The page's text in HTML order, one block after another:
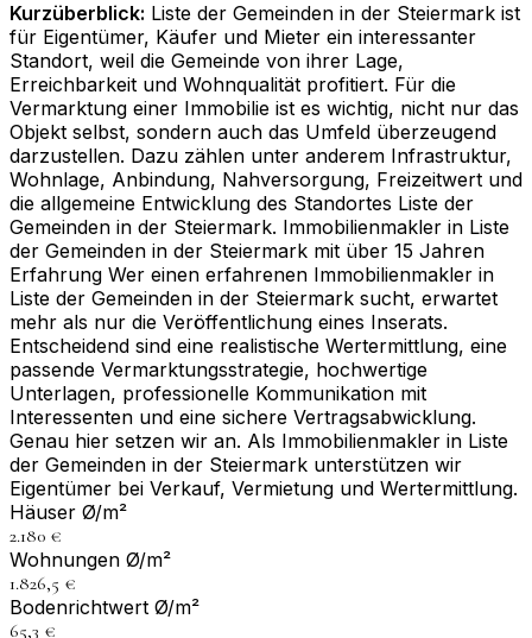
Kurzüberblick: Liste der Gemeinden in der Steiermark ist
für Eigentümer, Käufer und Mieter ein interessanter
Standort, weil die Gemeinde von ihrer Lage,
Erreichbarkeit und Wohnqualität profitiert. Für die
Vermarktung einer Immobilie ist es wichtig, nicht nur das
Objekt selbst, sondern auch das Umfeld überzeugend
darzustellen. Dazu zählen unter anderem Infrastruktur,
Wohnlage, Anbindung, Nahversorgung, Freizeitwert und
die allgemeine Entwicklung des Standortes Liste der
Gemeinden in der Steiermark. Immobilienmakler in Liste
der Gemeinden in der Steiermark mit über 15 Jahren
Erfahrung Wer einen erfahrenen Immobilienmakler in
Liste der Gemeinden in der Steiermark sucht, erwartet
mehr als nur die Veröffentlichung eines Inserats.
Entscheidend sind eine realistische Wertermittlung, eine
passende Vermarktungsstrategie, hochwertige
Unterlagen, professionelle Kommunikation mit
Interessenten und eine sichere Vertragsabwicklung.
Genau hier setzen wir an. Als Immobilienmakler in Liste
der Gemeinden in der Steiermark unterstützen wir
Eigentümer bei Verkauf, Vermietung und Wertermittlung.
Häuser Ø/m²
2.180 €
Wohnungen Ø/m²
1.826,5 €
Bodenrichtwert Ø/m²
65,3 €